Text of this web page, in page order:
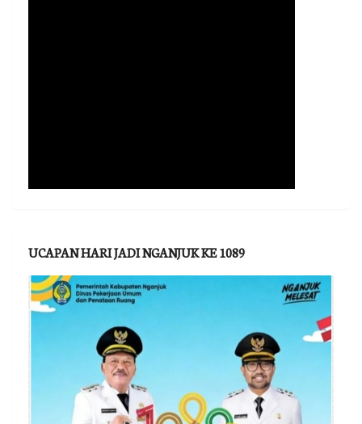
UCAPAN HARI JADI NGANJUK KE 1089